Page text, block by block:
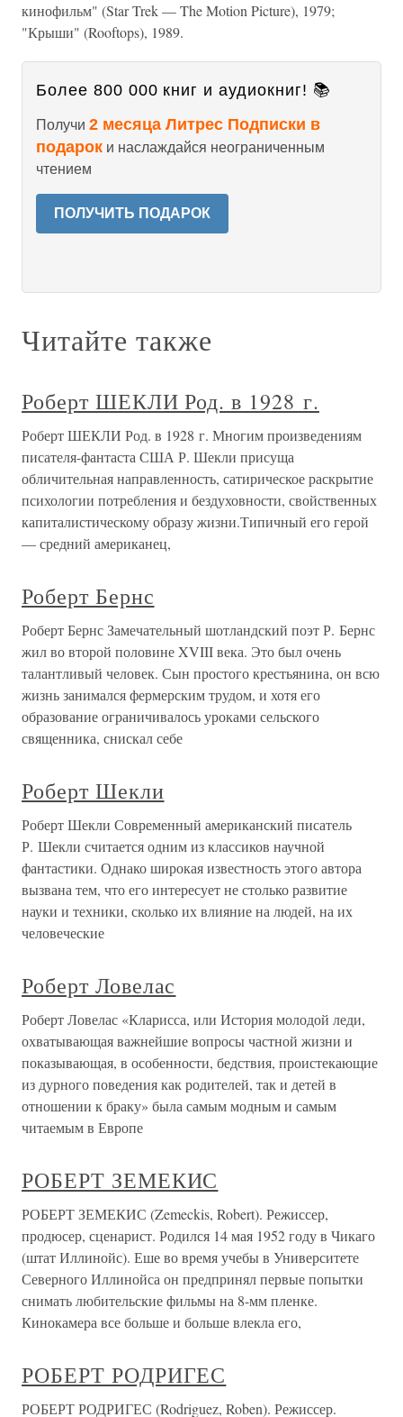
кинофильм" (Star Trek — The Motion Picture), 1979;
"Крыши" (Rooftops), 1989.
Более 800 000 книг и аудиокниг! 📚
Получи 2 месяца Литрес Подписки в
подарок и наслаждайся неограниченным
чтением
ПОЛУЧИТЬ ПОДАРОК
Читайте также
Роберт ШЕКЛИ Род. в 1928 г.
Роберт ШЕКЛИ Род. в 1928 г. Многим произведениям
писателя-фантаста США Р. Шекли присуща
обличительная направленность, сатирическое раскрытие
психологии потребления и бездуховности, свойственных
капиталистическому образу жизни.Типичный его герой
— средний американец,
Роберт Бернс
Роберт Бернс Замечательный шотландский поэт Р. Бернс
жил во второй половине XVIII века. Это был очень
талантливый человек. Сын простого крестьянина, он всю
жизнь занимался фермерским трудом, и хотя его
образование ограничивалось уроками сельского
священника, снискал себе
Роберт Шекли
Роберт Шекли Современный американский писатель
Р. Шекли считается одним из классиков научной
фантастики. Однако широкая известность этого автора
вызвана тем, что его интересует не столько развитие
науки и техники, сколько их влияние на людей, на их
человеческие
Роберт Ловелас
Роберт Ловелас «Кларисса, или История молодой леди,
охватывающая важнейшие вопросы частной жизни и
показывающая, в особенности, бедствия, проистекающие
из дурного поведения как родителей, так и детей в
отношении к браку» была самым модным и самым
читаемым в Европе
РОБЕРТ ЗЕМЕКИС
РОБЕРТ ЗЕМЕКИС (Zemeckis, Robert). Режиссер,
продюсер, сценарист. Родился 14 мая 1952 году в Чикаго
(штат Иллинойс). Еше во время учебы в Университете
Северного Иллинойса он предпринял первые попытки
снимать любительские фильмы на 8-мм пленке.
Кинокамера все больше и больше влекла его,
РОБЕРТ РОДРИГЕС
РОБЕРТ РОДРИГЕС (Rodriguez, Roben). Режиссер.